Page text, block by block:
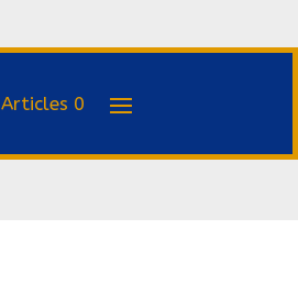
Articles 0